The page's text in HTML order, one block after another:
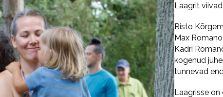
Laagrit
Risto
Max
Kadri
kogenud
tunnevad
Laagrisse